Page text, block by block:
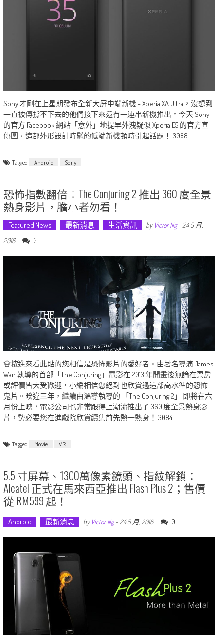
Sony 才剛在上星期發布全新大屏中端新機 - Xperia XA Ultra，沒想到
一直被傳撐不下去的他們接下來還有一連串新機推出。今天 Sony
的官方 Facebook 網站「意外」地提早外洩疑似 Xperia E5 的官方宣
傳圖，這部外形設計時髦的低端新機頓時引起話題！ 3088
Tagged Android Sony
恐怖指數翻倍：The Conjuring 2 推出 360 度全景
熱身影片，膽小者勿看！
Featured News 最新消息 生活資訊 by Victor Ng- 24 5 月,
2016
0
會按進來看此貼的您相信是恐怖影片的愛好者。由著名導演 James
Wan 執導的首部「The Conjuring」電影在 2013 年開畫後無論在票房
或評價皆大受歡迎，小編相信您絕對也欣賞過這部高水準的恐怖
鬼片。暌違三年，繼續由溫導執導的 「The Conjuring 2」 即將在六
月份上映，電影公司也非常跟得上潮流推出了 360 度全景熱身影
片，勢必要您在進戲院欣賞續集前先熱一熱身！ 3084
Tagged Movie VR
5.5 寸屏幕、1300萬像素鏡頭、指紋解鎖：
Alcatel 正式在馬來西亞推出 Flash Plus 2；售價
從 RM599 起！
Android 最新消息 by Victor Ng- 24 5 月, 2016 0